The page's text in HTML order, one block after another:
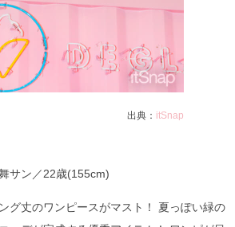
出典： itSnap
サン／22歳(155cm)
グ丈のワンピースがマスト！ 夏っぽい緑の